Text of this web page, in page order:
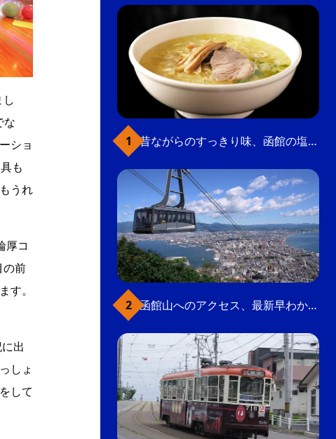
な
ショ
も
うれ
厚コ
の前
す。
出
しょ
して
昔ながらのすっきり味、函館の塩ラーメン
函館山へのアクセス、最新早わかりガイド